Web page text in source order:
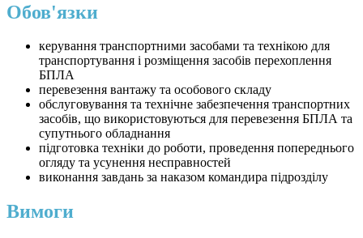
Обов'язки
керування транспортними засобами та технікою для
транспортування і розміщення засобів перехоплення
БПЛА
перевезення вантажу та особового складу
обслуговування та технічне забезпечення транспортних
засобів, що використовуються для перевезення БПЛА та
супутнього обладнання
підготовка техніки до роботи, проведення попереднього
огляду та усунення несправностей
виконання завдань за наказом командира підрозділу
Вимоги